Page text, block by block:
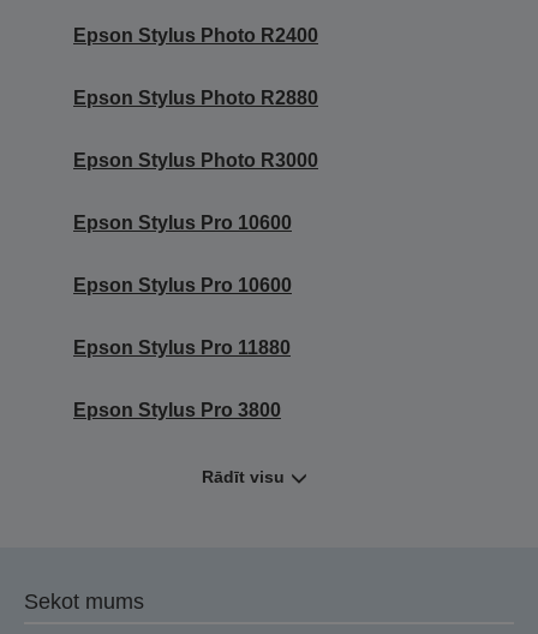
Epson Stylus Photo R2400
Epson Stylus Photo R2880
Epson Stylus Photo R3000
Epson Stylus Pro 10600
Epson Stylus Pro 10600
Epson Stylus Pro 11880
Epson Stylus Pro 3800
Rādīt visu
Sekot mums